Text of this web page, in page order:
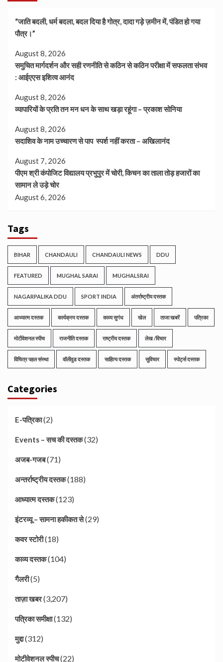
“जाति बदली, धर्म बदला, बदल दिया है गोत्र, दादा गड़े ज़मीन में, पंडित हो गया
पौत्र।”
August 8, 2026
समुचित मार्गदर्शन और सही रणनीति से कठिन से कठिन परीक्षा में सफलता संभव
: आईएएस इशित्व आनंद
August 8, 2026
व्यापारियों के प्रति तन मन धन के साथ खड़ा रहूंगा – प्रकाश सोनिया
August 8, 2026
सदाशिव के नाम उच्चारण से पाप स्पर्श नहीं करता – अखिलानंद
August 7, 2026
पीएम श्री कंपोजिट विद्यालय प्रभुपुर में चोरी, किचन का ताला तोड़ हजारों का
सामान ले उड़े चोर
August 6, 2026
Tags
BIHAR CHANDAULI CHANDAULI NEWS DDU
FEATURED MUGHAL SARAI MUGHALSRAI
NAGARPALIKA DDU SPORT INDIA अंतर्राष्ट्रीय दस्तक
आध्यात्म दस्तक कार्यक्रम दस्तक काव्य सुगंध खेल ताजा खबरें पत्रिका
मोटीवेशनल स्पीच राजनीति दस्तक राष्ट्रीय दस्तक लेख /विचार
विचित्र पहल संस्था वॉलीवुड दस्तक साहित्य दस्तक सुविचार स्पोर्ट्स दस्तक
Categories
E-पत्रिका(2)
Events – सच की दस्तक(32)
अजब-गजब(71)
अन्तर्राष्ट्रीय दस्तक(188)
आध्यात्म दस्तक(123)
इंटरव्यू – सामना हकीकत से(29)
कवर स्टोरी(18)
काव्य दस्तक(104)
गैलरी(5)
ताज़ा खबर(3,207)
पत्रिका समीक्षा(132)
मुद्दा(312)
मोटीवेशनल स्पीच(22)